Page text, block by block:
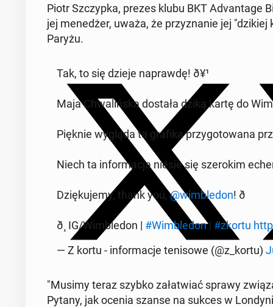
Piotr Szczyp­ka, prezes klubu BKT Ad­van­ta­ge
jej me­ne­dżer, uważa, że przy­zna­nie jej
Paryżu.
Tak, to się dzieje na­praw­dę! ð¥¹
Maja Chwa­liń­ska dostała dziką kartę do
Pięknie wygląda ta grafika przy­go­to­wa­na
Niech ta in­for­ma­cja niesie się sze­ro­kim
Dzię­ku­je­my, thank you,@wim­ble­don! ð
ð¸ IG/Wim­ble­don | #Wim­ble­don| #zkortu
— Z kortu - in­for­ma­cje te­ni­so­we (@z_kortu)
"Musimy teraz szybko za­ła­twiać sprawy
Pytany, jak ocenia szanse na sukces w